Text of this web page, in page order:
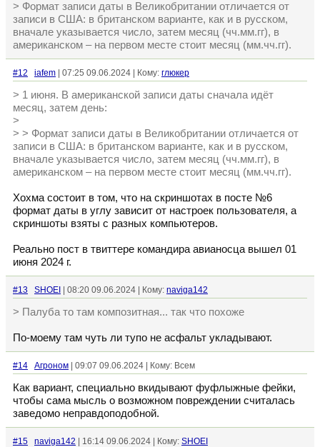
> Формат записи даты в Великобритании отличается от
записи в США: в британском варианте, как и в русском,
вначале указывается число, затем месяц (чч.мм.гг), в
американском – на первом месте стоит месяц (мм.чч.гг).
#12 iafem | 07:25 09.06.2024 | Кому: глюкер
> 1 июня. В американской записи даты сначала идёт
месяц, затем день:
>
> > Формат записи даты в Великобритании отличается от
записи в США: в британском варианте, как и в русском,
вначале указывается число, затем месяц (чч.мм.гг), в
американском – на первом месте стоит месяц (мм.чч.гг).
Хохма состоит в том, что на скриншотах в посте №6
формат даты в углу зависит от настроек пользователя, а
скриншоты взяты с разных компьютеров.
Реально пост в твиттере командира авианосца вышел 01
июня 2024 г.
#13 SHOEI | 08:20 09.06.2024 | Кому: naviga142
> Палуба то там композитная... так что похоже
По-моему там чуть ли тупо не асфальт укладывают.
#14 Агроном | 09:07 09.06.2024 | Кому: Всем
Как вариант, специально вкидывают фуфлыжные фейки,
чтобы сама мысль о возможном повреждении считалась
заведомо неправдоподобной.
#15 naviga142 | 16:14 09.06.2024 | Кому: SHOEI